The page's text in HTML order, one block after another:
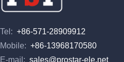
Tel: +86-571-28909912
Mobile: +86-13968170580
E-mail: sales@prostar-ele.net